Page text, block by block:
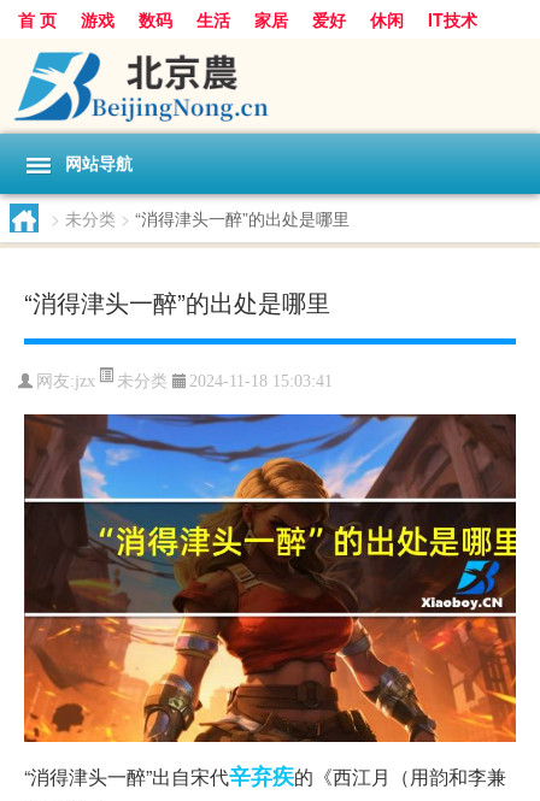
首 页 游戏 数码 生活 家居 爱好 休闲
IT技术
互联网
手机 购物
网站导航
> 未分类 > “消得津头一醉”的出处是哪里
“消得津头一醉”的出处是哪里
网友:jzx 未分类 2024-11-18 15:03:41
“消得津头一醉”出自宋代辛弃疾的《西江月（用韵和李兼